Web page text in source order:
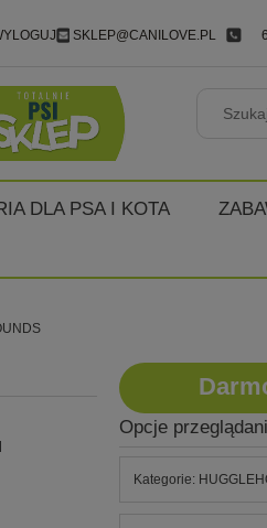
SKLEP@CANILOVE.PL
DLA PSA I KOTA
Opcje
Kategorie: